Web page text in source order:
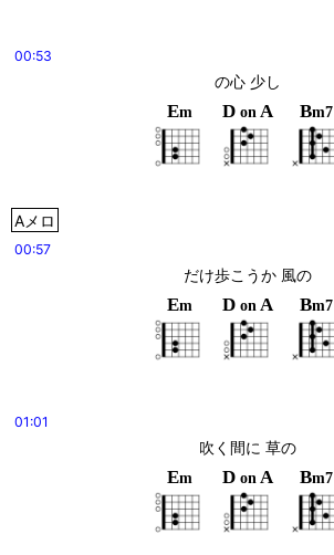
00:53
の心 少し
Em D on A Bm7
Aメロ
00:57
だけ歩こうか 風の
Em D on A Bm7
01:01
吹く間に 草の
Em D on A Bm7